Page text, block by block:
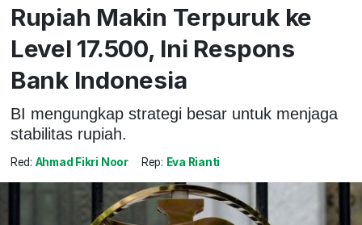
Rupiah Makin Terpuruk ke
Level 17.500, Ini Respons
Bank Indonesia
BI mengungkap strategi besar untuk menjaga
stabilitas rupiah.
Red: Ahmad Fikri Noor Rep: Eva Rianti